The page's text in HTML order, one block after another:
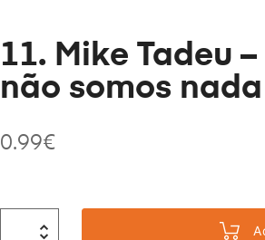
11. Mike Tadeu
não somos nada
0.99€